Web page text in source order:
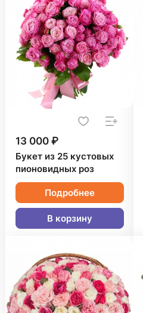
13 000 ₽
Букет из 25 кустовых
пионовидных роз
Подробнее
В корзину